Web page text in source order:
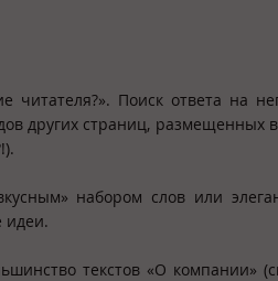
Поиск ответа на
других страниц, размещенных
набором слов или
идеи.
текстов «О компании»